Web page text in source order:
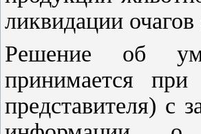
ликвидации
Решение об
принимается при
представителя) с